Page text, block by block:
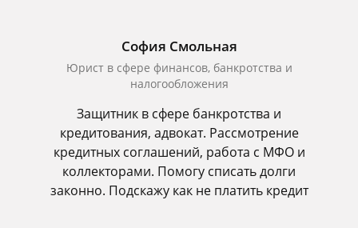
София Смольная
Юрист в сфере финансов, банкротства и
налогообложения
Защитник в сфере банкротства и
кредитования, адвокат. Рассмотрение
кредитных соглашений, работа с МФО и
коллекторами. Помогу списать долги
законно. Подскажу как не платить кредит